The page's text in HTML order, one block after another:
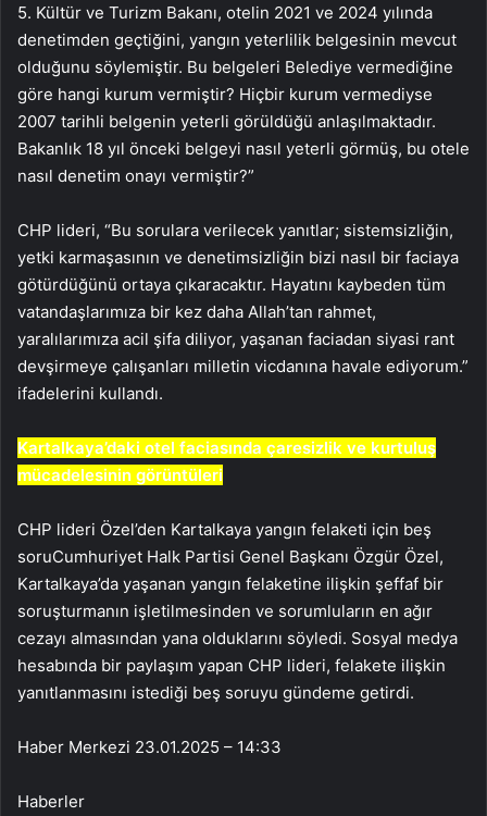
5. Kültür ve Turizm Bakanı, otelin 2021 ve 2024 yılında
denetimden geçtiğini, yangın yeterlilik belgesinin mevcut
olduğunu söylemiştir. Bu belgeleri Belediye vermediğine
göre hangi kurum vermiştir? Hiçbir kurum vermediyse
2007 tarihli belgenin yeterli görüldüğü anlaşılmaktadır.
Bakanlık 18 yıl önceki belgeyi nasıl yeterli görmüş, bu otele
nasıl denetim onayı vermiştir?”
CHP lideri, “Bu sorulara verilecek yanıtlar; sistemsizliğin,
yetki karmaşasının ve denetimsizliğin bizi nasıl bir faciaya
götürdüğünü ortaya çıkaracaktır. Hayatını kaybeden tüm
vatandaşlarımıza bir kez daha Allah’tan rahmet,
yaralılarımıza acil şifa diliyor, yaşanan faciadan siyasi rant
devşirmeye çalışanları milletin vicdanına havale ediyorum.”
ifadelerini kullandı.
Kartalkaya’daki otel faciasında çaresizlik ve kurtuluş
mücadelesinin görüntüleri
CHP lideri Özel’den Kartalkaya yangın felaketi için beş
soruCumhuriyet Halk Partisi Genel Başkanı Özgür Özel,
Kartalkaya’da yaşanan yangın felaketine ilişkin şeffaf bir
soruşturmanın işletilmesinden ve sorumluların en ağır
cezayı almasından yana olduklarını söyledi. Sosyal medya
hesabında bir paylaşım yapan CHP lideri, felakete ilişkin
yanıtlanmasını istediği beş soruyu gündeme getirdi.
Haber Merkezi 23.01.2025 – 14:33
Haberler